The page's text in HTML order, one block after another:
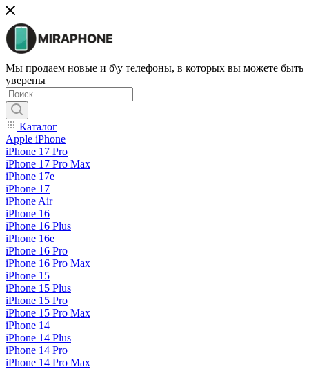
Мы продаем новые и б\у телефоны, в которых вы можете быть
уверены
Каталог
Apple iPhone
iPhone 17 Pro
iPhone 17 Pro Max
iPhone 17e
iPhone 17
iPhone Air
iPhone 16
iPhone 16 Plus
iPhone 16e
iPhone 16 Pro
iPhone 16 Pro Max
iPhone 15
iPhone 15 Plus
iPhone 15 Pro
iPhone 15 Pro Max
iPhone 14
iPhone 14 Plus
iPhone 14 Pro
iPhone 14 Pro Max